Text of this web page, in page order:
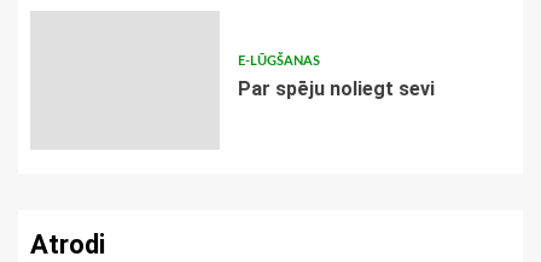
E-LŪGŠANAS
Par spēju noliegt sevi
Atrodi